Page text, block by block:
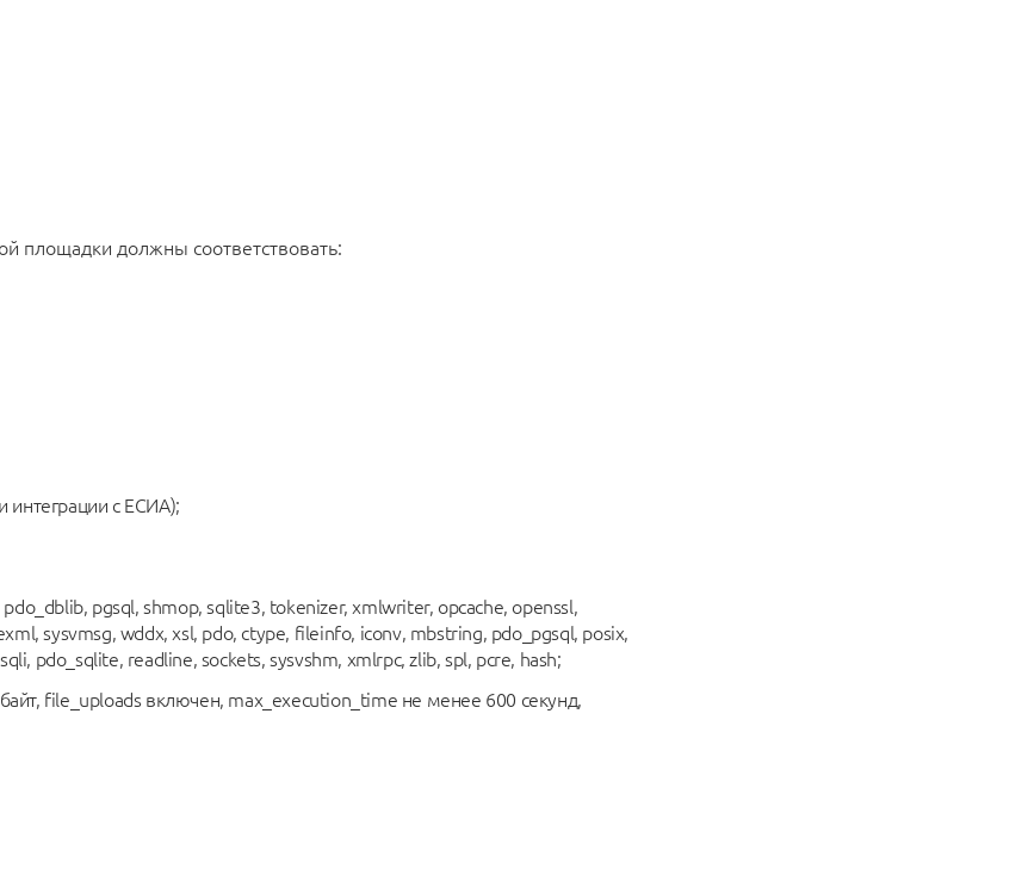
площадки должны соответствовать:
интеграции с ЕСИА);
pgsql, shmop, sqlite3, tokenizer, xmlwriter, opcache, openssl,
sysvmsg, wddx, xsl, pdo, ctype, fileinfo, iconv, mbstring, pdo_pgsql, posix,
pdo_sqlite, readline, sockets, sysvshm, xmlrpc, zlib, spl, pcre, hash;
file_uploads включен, max_execution_time не менее 600 секунд,